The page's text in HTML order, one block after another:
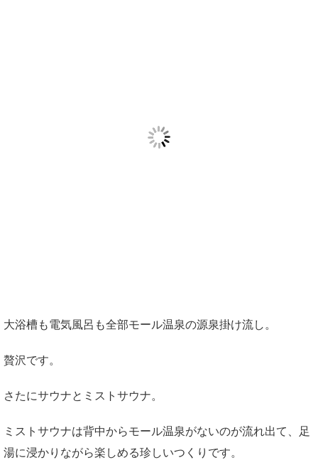
大浴槽も電気風呂も全部モール温泉の源泉掛け流し。
贅沢です。
さたにサウナとミストサウナ。
ミストサウナは背中からモール温泉がないのが流れ出て、足
湯に浸かりながら楽しめる珍しいつくりです。